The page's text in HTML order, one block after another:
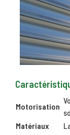
Motorisation
Matériaux